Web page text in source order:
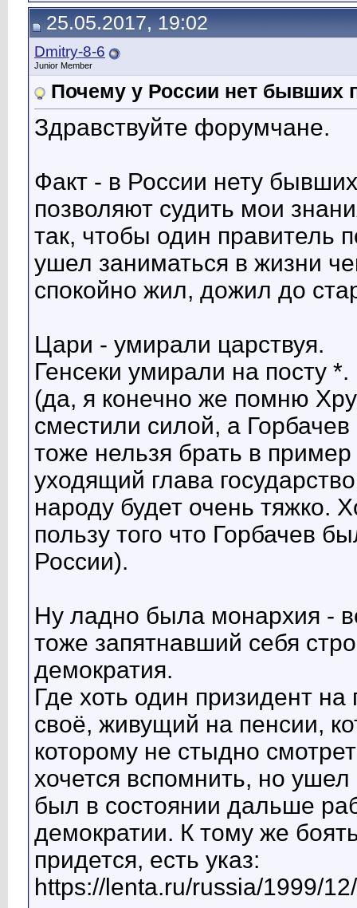
25.05.2017, 19:02
Dmitry-8-6
Junior Member
Почему у России нет бывших
Здравствуйте форумчане.
Факт - в России нету
позволяют судить мои
так, чтобы один правитель
ушел заниматься в жизни
спокойно жил, дожил до
Цари - умирали царствуя.
Генсеки умирали на посту *.
(да, я конечно же помню
сместили силой, а
тоже нельзя брать в
уходящий глава
народу будет очень тяжко.
пользу того что Горбачев
России).
Ну ладно была монархия -
тоже запятнавший себя
демократия.
Где хоть один призидент
своё, живущий на пенсии,
которому не стыдно
хочется вспомнить, но
был в состоянии дальше
демократии. К тому же
придется, есть указ:
https://lenta.ru/russia/1999/